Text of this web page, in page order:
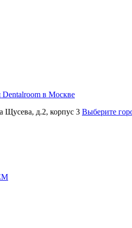
Щусева, д.2, корпус 3 Выберите